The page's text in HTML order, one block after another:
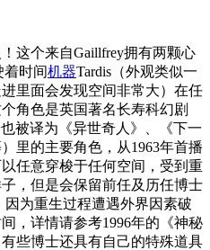
这个来自Gaillfrey拥有两颗心
着时间机器Tardis（外观类似一
里面会发现空间非常大）在任
角色是英国著名长寿科幻剧
也被译为《异世奇人》、《下一
里的主要角色，从1963年首播
任意穿梭于任何空间，受到重
，但是会保留前任及历任博士
为重生过程遭遇外界因素破
，详情请参考1996年的《神秘
些博士还具有自己的特殊道具